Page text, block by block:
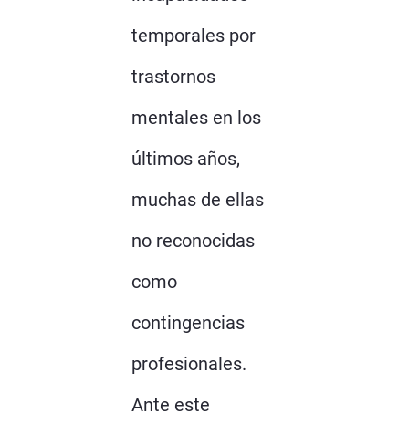
temporales por
trastornos
mentales en los
últimos años,
muchas de ellas
no reconocidas
como
contingencias
profesionales.
Ante este